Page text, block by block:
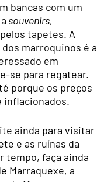
bancas com um
souvenirs,
tapetes. A
dos marroquinos é a
em
se para regatear.
porque os preços
inflacionados.
ainda para visitar
e as ruínas da
tempo, faça ainda
Marraquexe, a